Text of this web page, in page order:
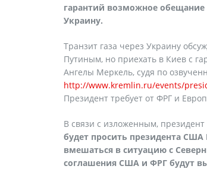
гарантий возможное
Украину.
Транзит газа через Украину
Путиным, но приехать в Киев с
Ангелы Меркель, судя по
http://www.kremlin.ru/events/
Президент требует от ФРГ и
В связи с изложенным,
будет просить президента США
вмешаться в ситуацию с
соглашения США и ФРГ будут